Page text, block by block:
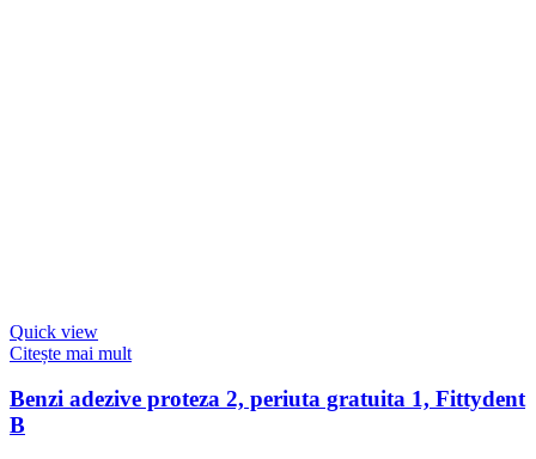
Quick view
Citește mai mult
Benzi adezive proteza 2, periuta gratuita 1, Fittydent
B